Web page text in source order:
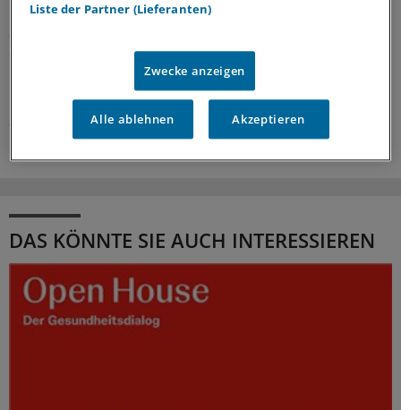
Das Ärztenetz Eutin-Malente gehört zu den
ausgezeichneten QuATRoNetzen. Thomas Schang hat
das Netz 2003 mitgegründet. Im Interview erklärt er, wie
Netzarbeit den Praxisalltag unterstützt.
In Kooperation mit:AOK-Bundesverband
25.06.2026
DAS KÖNNTE SIE AUCH INTERESSIEREN
Liste der Partner (Lieferanten)
Zwecke anzeigen
Alle ablehnen Akzeptieren